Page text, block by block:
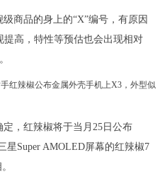
商品的身上的“X”编号，有原因
高，特性等预估也会出现相对
，红辣椒将于当月25日公布
星Super AMOLED屏幕的红辣椒7